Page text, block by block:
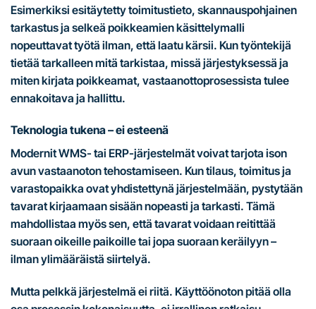
Esimerkiksi esitäytetty toimitustieto, skannauspohjainen
tarkastus ja selkeä poikkeamien käsittelymalli
nopeuttavat työtä ilman, että laatu kärsii. Kun työntekijä
tietää tarkalleen mitä tarkistaa, missä järjestyksessä ja
miten kirjata poikkeamat, vastaanottoprosessista tulee
ennakoitava ja hallittu.
Teknologia tukena – ei esteenä
Modernit WMS- tai ERP-järjestelmät voivat tarjota ison
avun vastaanoton tehostamiseen. Kun tilaus, toimitus ja
varastopaikka ovat yhdistettynä järjestelmään, pystytään
tavarat kirjaamaan sisään nopeasti ja tarkasti. Tämä
mahdollistaa myös sen, että tavarat voidaan reitittää
suoraan oikeille paikoille tai jopa suoraan keräilyyn –
ilman ylimääräistä siirtelyä.
Mutta pelkkä järjestelmä ei riitä. Käyttöönoton pitää olla